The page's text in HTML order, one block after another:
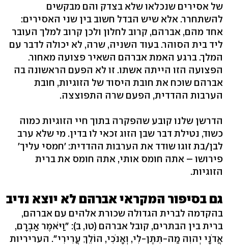
של אסירים שנכלאו שלא בצדק והם מבקשים
להשתחרר. אלא שיש הבדל חשוב בין שני האסירים:
אחד מהם, אברהם, קרוב לחלון ולכן קרוב למלך העובר
ליד בית הסוהר. בעוד השניה, שרה, לא יכולה לדבר עם
המלך. ברגע האמת אברהם השאיר פצועה מאחור.
הפצועה הזו הייתה אשתו. זו לא הפעם הראשונה בה
אברהם שוכח את חובת היסוד של הזוגיות, חובת
הערבות ההדדית, הפעם שרה התפוצצה.
הדרשן שלנו קובע שהפקרה בתוך חיי הזוגיות כמוה
כשוד, נטילת דבר שבן הזוג זכאי לו בדין. מי שלא ערב
לבן/בת זוגו שודד את הערבות ההדדית: 'חמסי עליך'
פירושו – אתה חומס אותי, אתה חומס את ברית
הזוגיות.
גם בסיפור המקראי אברהם לא יוצא נדיב
בהקדמה לברית הגדולה שכורת אלהים עם אברהם,
ברית בין הבתרים, קובל אברהם (טו, ב): "וַיֹּאמֶר אַבְרָם,
אֲדֹנָי יְהוִה מַה-תִּתֶּן-לִי, וְאָנֹכִי, הוֹלֵךְ עֲרִירִי". העריריות